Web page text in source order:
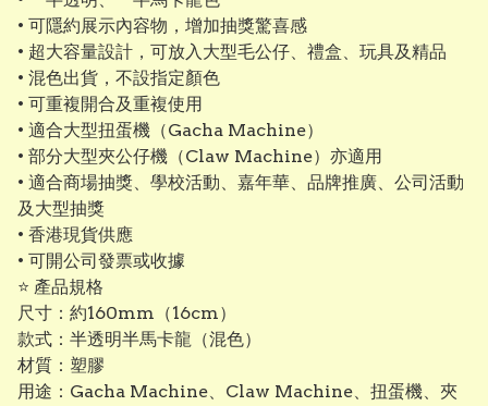
• 可隱約展示內容物，增加抽獎驚喜感
• 超大容量設計，可放入大型毛公仔、禮盒、玩具及精品
• 混色出貨，不設指定顏色
• 可重複開合及重複使用
• 適合大型扭蛋機（Gacha Machine）
• 部分大型夾公仔機（Claw Machine）亦適用
• 適合商場抽獎、學校活動、嘉年華、品牌推廣、公司活動
及大型抽獎
• 香港現貨供應
• 可開公司發票或收據
⭐ 產品規格
尺寸：約160mm（16cm）
款式：半透明半馬卡龍（混色）
材質：塑膠
用途：Gacha Machine、Claw Machine、扭蛋機、夾